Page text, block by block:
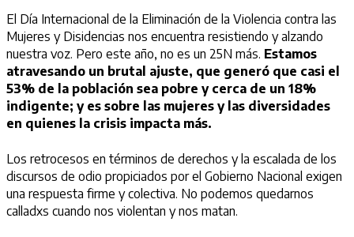
El Día Internacional de la Eliminación de la Violencia contra las
Mujeres y Disidencias nos encuentra resistiendo y alzando
nuestra voz. Pero este año, no es un 25N más. Estamos
atravesando un brutal ajuste, que generó que casi el
53% de la población sea pobre y cerca de un 18%
indigente; y es sobre las mujeres y las diversidades
en quienes la crisis impacta más.
Los retrocesos en términos de derechos y la escalada de los
discursos de odio propiciados por el Gobierno Nacional exigen
una respuesta firme y colectiva. No podemos quedarnos
calladxs cuando nos violentan y nos matan.